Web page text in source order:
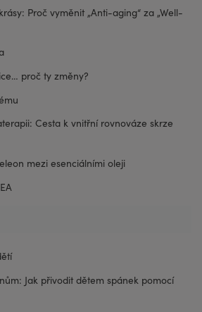
Proč vyměnit „Anti-aging“ za „Well-
proč ty změny?
Cesta k vnitřní rovnováze skrze
mezi esenciálními oleji
Jak přivodit dětem spánek pomocí